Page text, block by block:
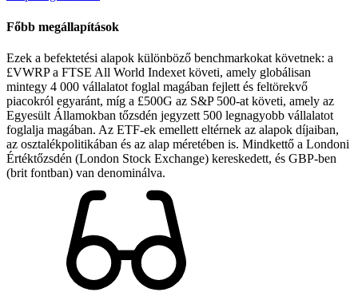
Főbb megállapítások
Ezek a befektetési alapok különböző benchmarkokat követnek: a
£VWRP a FTSE All World Indexet követi, amely globálisan
mintegy 4 000 vállalatot foglal magában fejlett és feltörekvő
piacokról egyaránt, míg a £500G az S&P 500-at követi, amely az
Egyesült Államokban tőzsdén jegyzett 500 legnagyobb vállalatot
foglalja magában. Az ETF-ek emellett eltérnek az alapok díjaiban,
az osztalékpolitikában és az alap méretében is. Mindkettő a Londoni
Értéktőzsdén (London Stock Exchange) kereskedett, és GBP-ben
(brit fontban) van denominálva.